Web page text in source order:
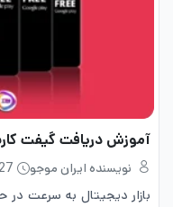
نویسنده ایران موجو
27 شهریور
بازار دیجیتال به سرعت